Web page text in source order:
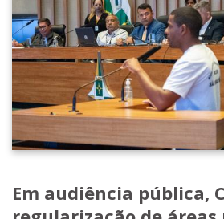
Em audiência pública,